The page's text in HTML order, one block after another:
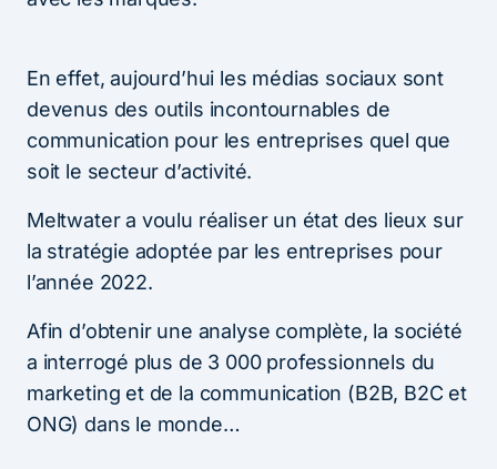
En effet, aujourd’hui les médias sociaux sont
devenus des outils incontournables de
communication pour les entreprises quel que
soit le secteur d’activité.
Meltwater a voulu réaliser un état des lieux sur
la stratégie adoptée par les entreprises pour
l’année 2022.
Afin d’obtenir une analyse complète, la société
a interrogé plus de 3 000 professionnels du
marketing et de la communication (B2B, B2C et
ONG) dans le monde…